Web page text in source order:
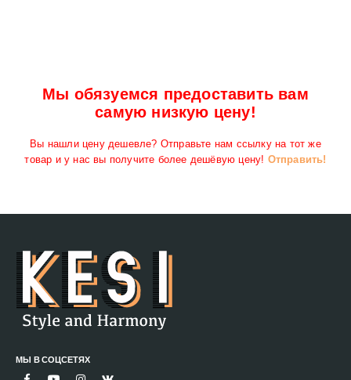
Мы обязуемся предоставить вам
самую низкую цену!
Вы нашли цену дешевле? Отправьте нам ссылку на тот же
товар и у нас вы получите более дешёвую цену! Отправить!
МЫ В СОЦСЕТЯХ